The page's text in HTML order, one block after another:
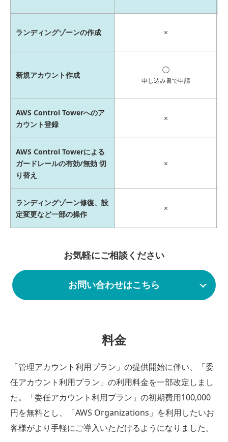
ランディングゾーンの作成 ×
新規アカウント作成
◯
申し込み書で申請
AWS Control Towerへのア
カウント登録
×
AWS Control Towerによる
ガードレールの有効/無効 切
り替え
×
ランディングゾーン修復、設
定変更など一部の操作
×
お気軽にご相談ください
お問い合わせはこちら
料金
「管理アカウント利用プラン」の提供開始に伴い、「委
任アカウント利用プラン」の利用料金を一部改定しまし
た。
「委任アカウント利用プラン」の初期費用100,000
円を無料とし、
「AWS Organizations」を利用したいお
客様がより手軽にご導入いただけるようになりました。